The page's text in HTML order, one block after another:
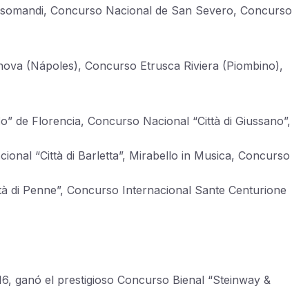
Concurso Nacional de San Severo, Concurso
(Nápoles), Concurso Etrusca Riviera (Piombino),
de Florencia, Concurso Nacional “Città di Giussano”,
“Città di Barletta”, Mirabello in Musica, Concurso
di Penne”, Concurso Internacional Sante Centurione
ganó el prestigioso Concurso Bienal “Steinway &